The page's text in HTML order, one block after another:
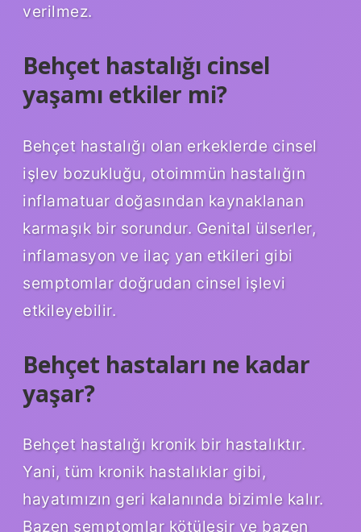
verilmez.
Behçet hastalığı cinsel
yaşamı etkiler mi?
Behçet hastalığı olan erkeklerde cinsel
işlev bozukluğu, otoimmün hastalığın
inflamatuar doğasından kaynaklanan
karmaşık bir sorundur. Genital ülserler,
inflamasyon ve ilaç yan etkileri gibi
semptomlar doğrudan cinsel işlevi
etkileyebilir.
Behçet hastaları ne kadar
yaşar?
Behçet hastalığı kronik bir hastalıktır.
Yani, tüm kronik hastalıklar gibi,
hayatımızın geri kalanında bizimle kalır.
Bazen semptomlar kötüleşir ve bazen